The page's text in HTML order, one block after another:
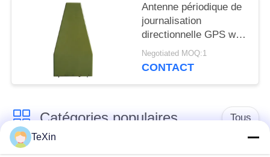
Antenne périodique de
journalisation
directionnelle GPS wifi
GNSS 1500mhz pour le
brouilleur anti-drone
Negotiated MOQ:1
CONTACT
Catégories populaires Tous
TeXin